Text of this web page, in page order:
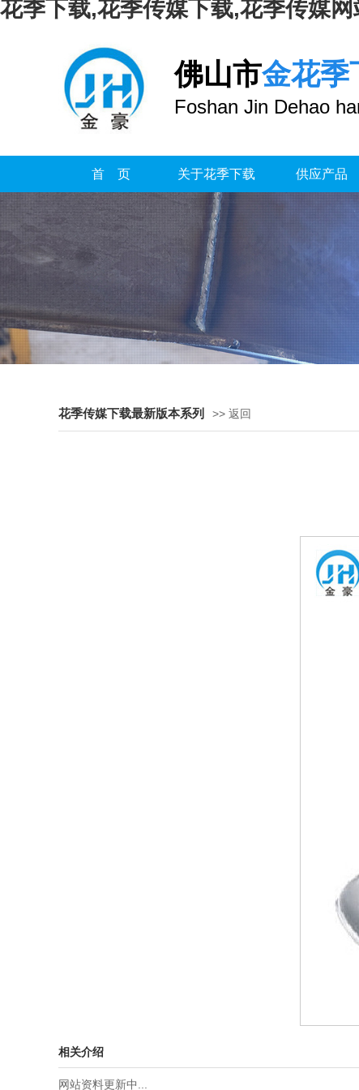
花季下载,花季传媒下载,花季传媒
佛山市金花季
Foshan Jin Dehao
首 页 关于花季下载 供应产品
花季传媒下载最新版本系列 >> 返回
相关介绍
网站资料更新中...